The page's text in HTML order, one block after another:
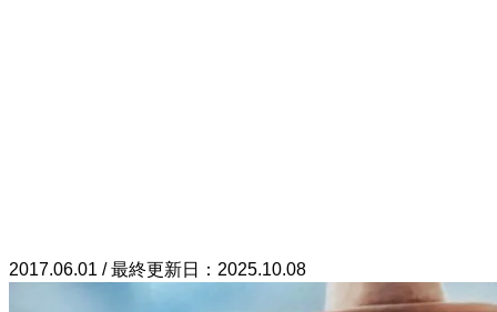
2017.06.01 / 最終更新日：2025.10.08